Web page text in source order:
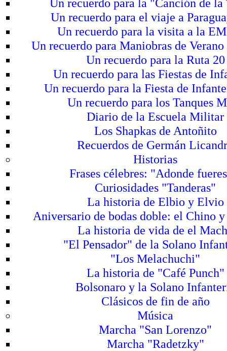
Un recuerdo para la "Canción de la
Un recuerdo para el viaje a
Un recuerdo para la visita a la
Un recuerdo para Maniobras de
Un recuerdo para la Ruta 20
Un recuerdo para las Fiestas de
Un recuerdo para la Fiesta de
Un recuerdo para los Tanques
Diario de la Escuela Militar
Los Shapkas de Antoñito
Recuerdos de Germán
Historias
Frases célebres: "Adonde
Curiosidades "Tanderas"
La historia de Elbio y Elvio
Aniversario de bodas doble: el Chino
La historia de vida de el
"El Pensador" de la Solano
"Los Melachuchi"
La historia de "Café Punch"
Bolsonaro y la Solano
Clásicos de fin de año
Música
Marcha "San Lorenzo"
Marcha "Radetzky"